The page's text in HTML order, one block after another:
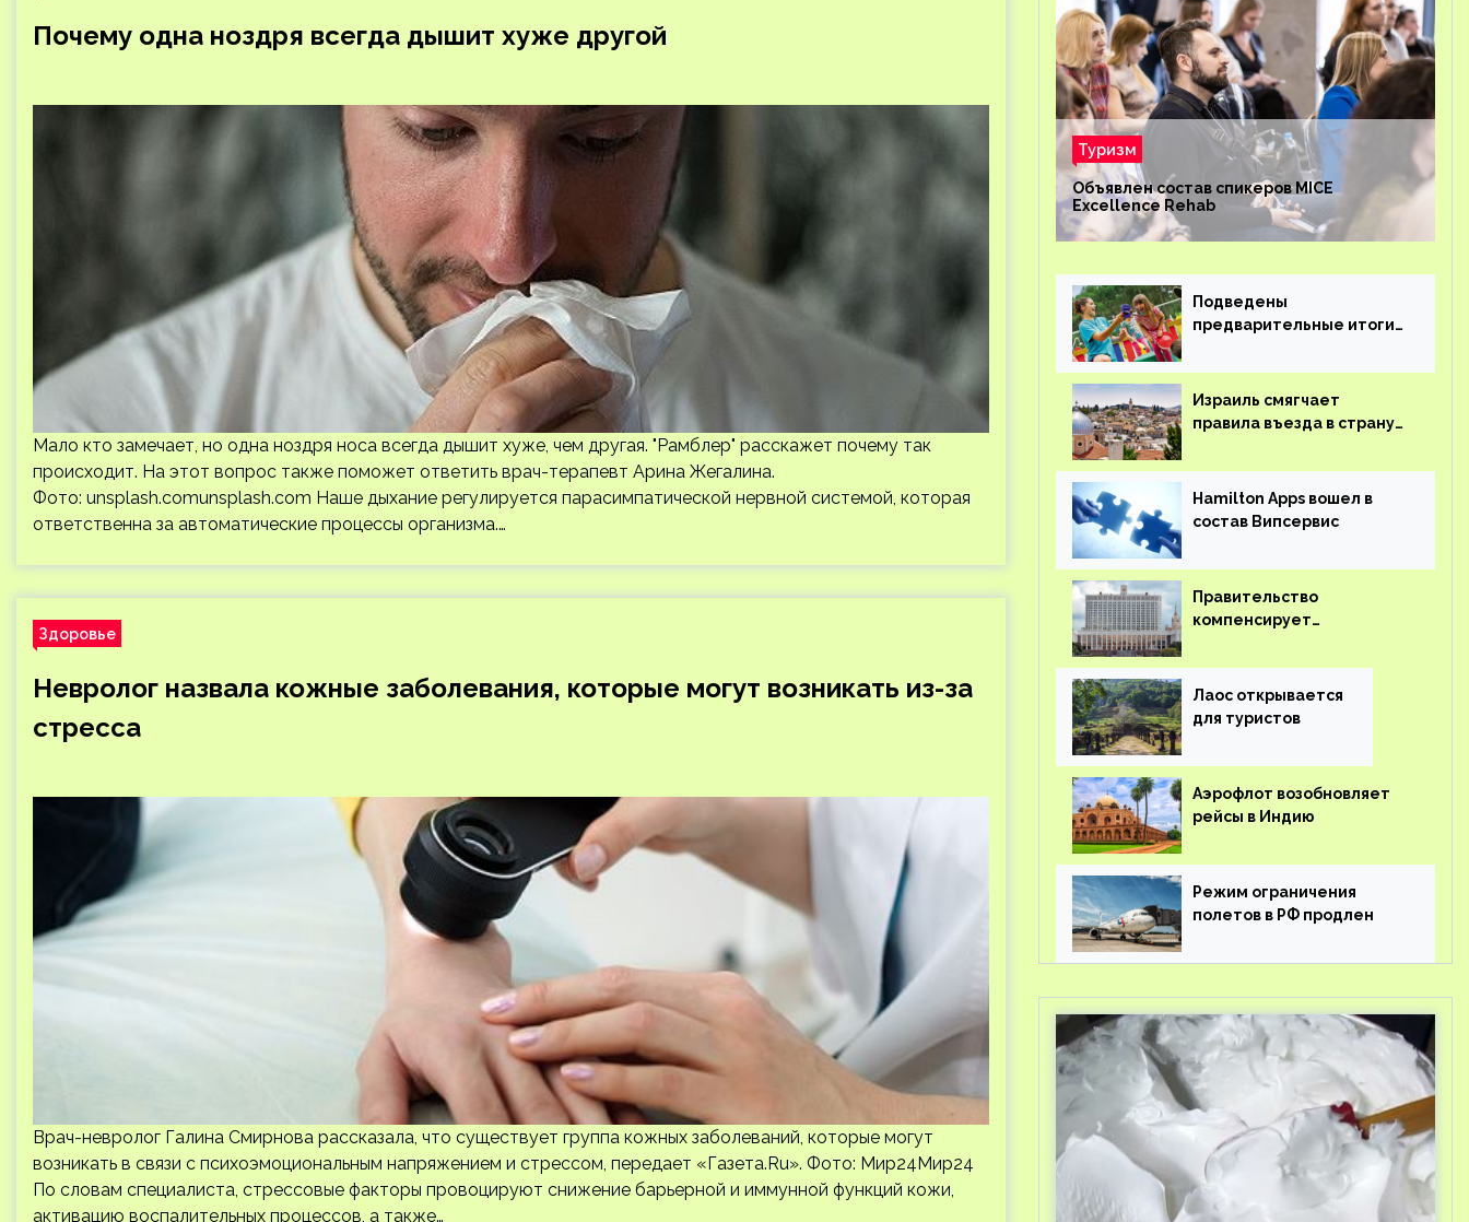
Почему одна ноздря всегда дышит хуже другой
Мало кто замечает, но одна ноздря носа всегда дышит хуже, чем другая. "Рамблер" расскажет почему так
происходит. На этот вопрос также поможет ответить врач-терапевт Арина Жегалина.
Фото: unsplash.comunsplash.com Наше дыхание регулируется парасимпатической нервной системой, которая
ответственна за автоматические процессы организма.…
Здоровье
Невролог назвала кожные заболевания, которые могут возникать из-за
стресса
Врач-невролог Галина Смирнова рассказала, что существует группа кожных заболеваний, которые могут
возникать в связи с психоэмоциональным напряжением и стрессом, передает «Газета.Ru». Фото: Мир24Мир24
По словам специалиста, стрессовые факторы провоцируют снижение барьерной и иммунной функций кожи,
активацию воспалительных процессов, а также…
Туризм
Объявлен состав спикеров MICE
Excellence Rehab
Подведены
предварительные итоги
Израиль смягчает
правила въезда в страну
Hamilton Apps вошел в
состав Випсервис
Правительство
компенсирует
на вывоз россиян из-за
рубежа
Лаос открывается
для туристов
Аэрофлот возобновляет
рейсы в Индию
Режим ограничения
полетов в РФ продлен